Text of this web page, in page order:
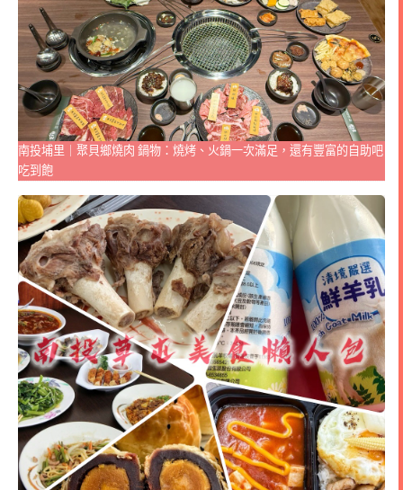
南投埔里｜聚貝鄉燒肉 鍋物：燒烤、火鍋一次滿足，還有豐富的自助吧
吃到飽